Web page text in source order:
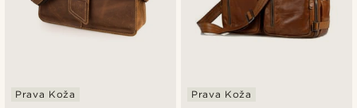
Prava Koža Prava Koža